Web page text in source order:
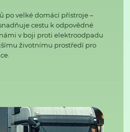
po velké domácí přístroje –
cestu k odpovědné
v boji proti elektroodpadu
životnímu prostředí pro